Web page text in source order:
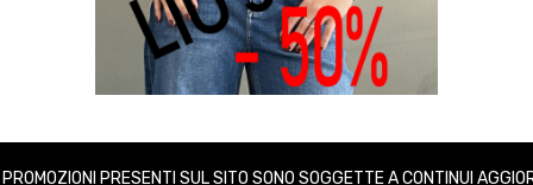
PRESENTI SUL SITO SONO SOGGETTE A CONTINUI